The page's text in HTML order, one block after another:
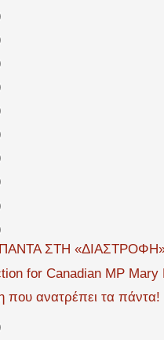
ΣΤΗ «ΔΙΑΣΤΡΟΦΗ»
for Canadian MP Mary
ανατρέπει τα πάντα!